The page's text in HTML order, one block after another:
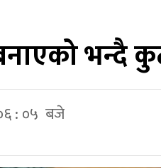
भन्दै
: ०५ बजे